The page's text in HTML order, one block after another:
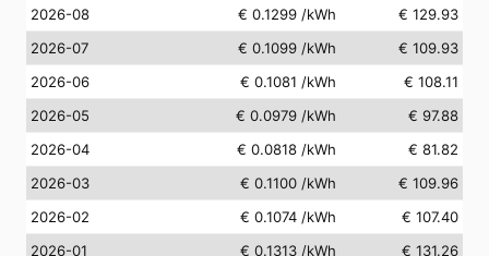
2026-08 € 0.1299 /kWh
€ 129.93
2026-07
€ 0.1099 /kWh
€ 109.93
2026-06
€ 0.1081 /kWh
€ 108.11
2026-05
€ 0.0979 /kWh
€ 97.88
2026-04
€ 0.0818 /kWh
€ 81.82
2026-03
€ 0.1100 /kWh
€ 109.96
2026-02
€ 0.1074 /kWh
€ 107.40
2026-01
€ 0.1313 /kWh
€ 131.26